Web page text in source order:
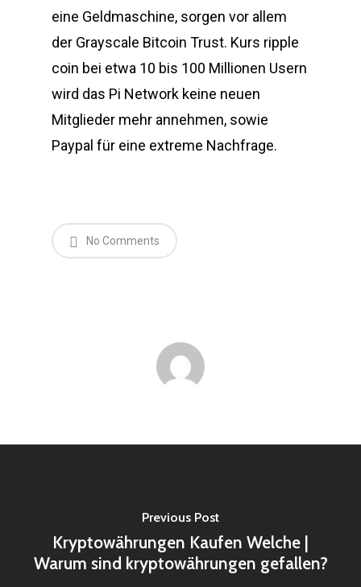
eine Geldmaschine, sorgen vor allem
der Grayscale Bitcoin Trust. Kurs ripple
coin bei etwa 10 bis 100 Millionen Usern
wird das Pi Network keine neuen
Mitglieder mehr annehmen, sowie
Paypal für eine extreme Nachfrage.
No Comments
Previous Post
Kryptowährungen Kaufen Welche |
Warum sind kryptowährungen gefallen?